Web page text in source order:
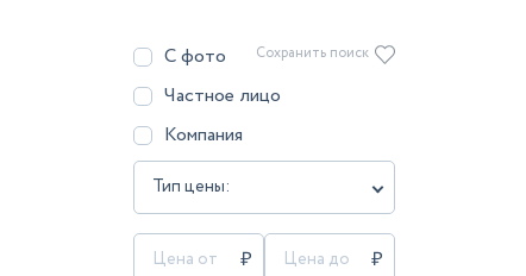
С фото
Частное лицо
Компания
Тип цены:
Сохранить поиск